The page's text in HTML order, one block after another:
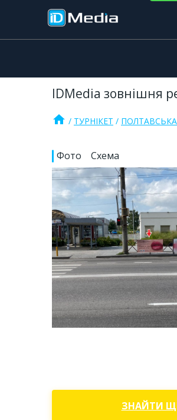
IDMedia зовнішня
home ТУРНІКЕТ
Фото Схема
ЗНАЙТИ